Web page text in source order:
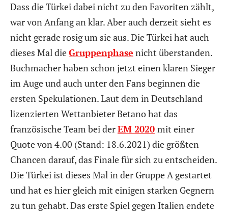
Dass die Türkei dabei nicht zu den Favoriten zählt,
war von Anfang an klar. Aber auch derzeit sieht es
nicht gerade rosig um sie aus. Die Türkei hat auch
dieses Mal dieGruppenphase nicht überstanden.
Buchmacher haben schon jetzt einen klaren Sieger
im Auge und auch unter den Fans beginnen die
ersten Spekulationen. Laut dem in Deutschland
lizenzierten Wettanbieter Betano hat das
französische Team bei derEM 2020 mit einer
Quote von 4.00 (Stand: 18.6.2021) die größten
Chancen darauf, das Finale für sich zu entscheiden.
Die Türkei ist dieses Mal in der Gruppe A gestartet
und hat es hier gleich mit einigen starken Gegnern
zu tun gehabt. Das erste Spiel gegen Italien endete